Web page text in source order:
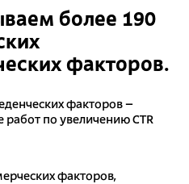
более 190
факторов.
факторов –
работ по увеличению CTR
факторов,